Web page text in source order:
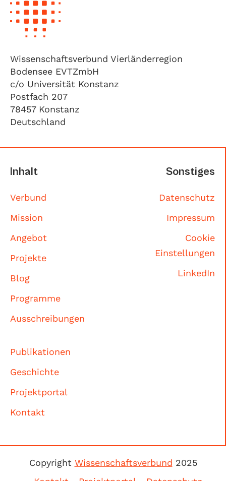
Wissenschaftsverbund Vierländerregion
Bodensee EVTZmbH
c/o Universität Konstanz
Postfach 207
78457 Konstanz
Deutschland
Inhalt
Verbund
Mission
Angebot
Projekte
Blog
Programme
Ausschreibungen
Publikationen
Geschichte
Projektportal
Kontakt
Sonstiges
Datenschutz
Impressum
Cookie
Einstellungen
LinkedIn
Copyright Wissenschaftsverbund 2025